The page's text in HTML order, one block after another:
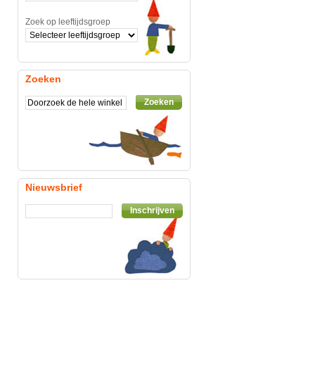
Zoek op leeftijdsgroep
Zoeken
Zoeken
Nieuwsbrief
Inschrijven